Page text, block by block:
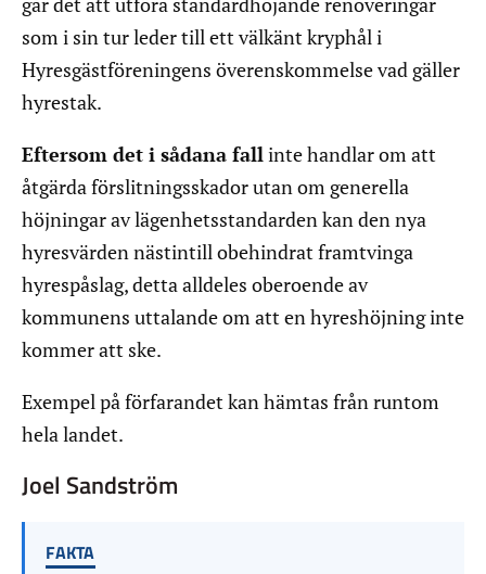
som i sin tur leder till ett välkänt kryphål i
Hyresgästföreningens överenskommelse vad gäller
hyrestak.
Eftersom det i sådana fallinte handlar om att
åtgärda förslitningsskador utan om generella
höjningar av lägenhetsstandarden kan den nya
hyresvärden nästintill obehindrat framtvinga
hyrespåslag, detta alldeles oberoende av
kommunens uttalande om att en hyreshöjning inte
kommer att ske.
Exempel på förfarandet kan hämtas från runtom
hela landet.
Joel Sandström
FAKTA